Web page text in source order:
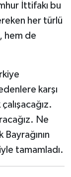
İttifakı bu
her türlü
hem de
karşı
Ne
tamamladı.